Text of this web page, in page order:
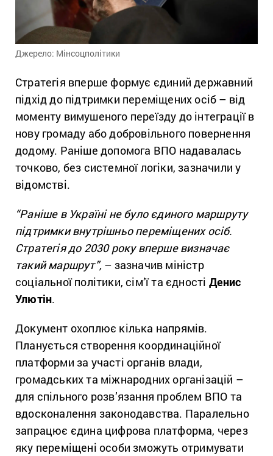
Джерело: Мінсоцполітики
Стратегія вперше формує єдиний державний
підхід до підтримки переміщених осіб – від
моменту вимушеного переїзду до інтеграції в
нову громаду або добровільного повернення
додому. Раніше допомога ВПО надавалась
точково, без системної логіки, зазначили у
відомстві.
“Раніше в Україні не було єдиного маршруту
підтримки внутрішньо переміщених осіб.
Стратегія до 2030 року вперше визначає
такий маршрут”, – зазначив міністр
соціальної політики, сім’ї та єдності Денис
Улютін.
Документ охоплює кілька напрямів.
Планується створення координаційної
платформи за участі органів влади,
громадських та міжнародних організацій –
для спільного розв’язання проблем ВПО та
вдосконалення законодавства. Паралельно
запрацює єдина цифрова платформа, через
яку переміщені особи зможуть отримувати